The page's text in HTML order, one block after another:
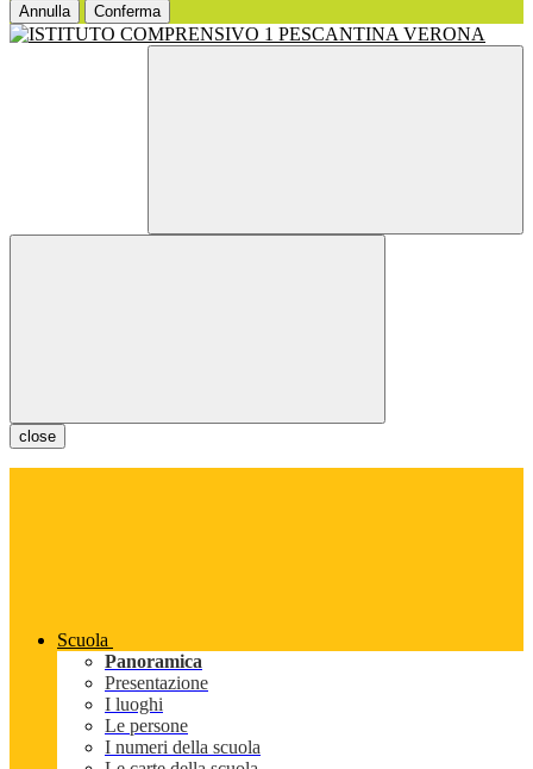
Annulla Conferma
close
Scuola
Panoramica
Presentazione
I luoghi
Le persone
I numeri della scuola